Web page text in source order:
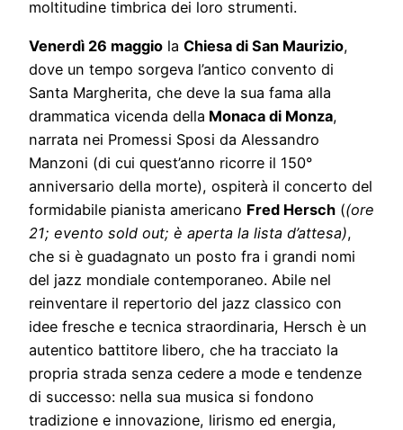
moltitudine timbrica dei loro strumenti.
Venerdì 26 maggio la Chiesa di San Maurizio,
dove un tempo sorgeva l’antico convento di
Santa Margherita, che deve la sua fama alla
drammatica vicenda della Monaca di Monza,
narrata nei Promessi Sposi da Alessandro
Manzoni (di cui quest’anno ricorre il 150°
anniversario della morte), ospiterà il concerto del
formidabile pianista americano Fred Hersch ((ore
21; evento sold out; è aperta la lista d’attesa),
che si è guadagnato un posto fra i grandi nomi
del jazz mondiale contemporaneo. Abile nel
reinventare il repertorio del jazz classico con
idee fresche e tecnica straordinaria, Hersch è un
autentico battitore libero, che ha tracciato la
propria strada senza cedere a mode e tendenze
di successo: nella sua musica si fondono
tradizione e innovazione, lirismo ed energia,